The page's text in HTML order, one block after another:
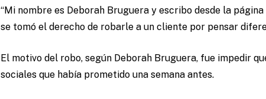
“Mi nombre es Deborah Bruguera y escribo desde la
se tomó el derecho de robarle a un cliente por pensar
El motivo del robo, según Deborah Bruguera, fue impedir
sociales que había prometido una semana antes.